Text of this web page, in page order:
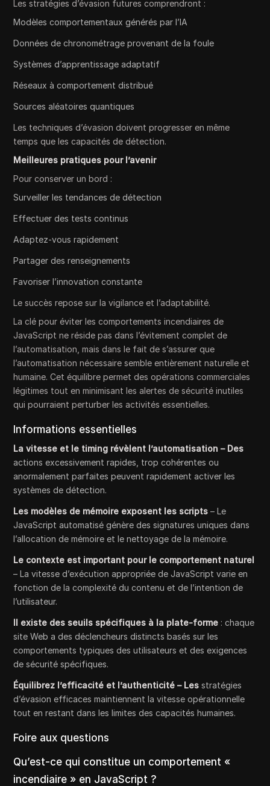
Les stratégies d’évasion futures comprendront :
Modèles comportementaux générés par l’IA
Données de chronométrage provenant de la foule
Systèmes d’apprentissage adaptatif
Réseaux à comportement distribué
Sources aléatoires quantiques
Les techniques d’évasion doivent progresser en même
temps que les capacités de détection.
Meilleures pratiques pour l’avenir
Pour conserver un bord :
Surveiller les tendances de détection
Effectuer des tests continus
Adaptez-vous rapidement
Partager des renseignements
Favoriser l’innovation constante
Le succès repose sur la vigilance et l’adaptabilité.
La clé pour éviter les comportements incendiaires de
JavaScript ne réside pas dans l’évitement complet de
l’automatisation, mais dans le fait de s’assurer que
l’automatisation nécessaire semble entièrement naturelle et
humaine. Cet équilibre permet des opérations commerciales
légitimes tout en minimisant les alertes de sécurité inutiles
qui pourraient perturber les activités essentielles.
Informations essentielles
La vitesse et le timing révèlent l’automatisation – Des
actions excessivement rapides, trop cohérentes ou
anormalement parfaites peuvent rapidement activer les
systèmes de détection.
Les modèles de mémoire exposent les scripts– Le
JavaScript automatisé génère des signatures uniques dans
l’allocation de mémoire et le nettoyage de la mémoire.
Le contexte est important pour le comportement naturel
– La vitesse d’exécution appropriée de JavaScript varie en
fonction de la complexité du contenu et de l’intention de
l’utilisateur.
Il existe des seuils spécifiques à la plate-forme : chaque
site Web a des déclencheurs distincts basés sur les
comportements typiques des utilisateurs et des exigences
de sécurité spécifiques.
Équilibrez l’efficacité et l’authenticité – Lesstratégies
d’évasion efficaces maintiennent la vitesse opérationnelle
tout en restant dans les limites des capacités humaines.
Foire aux questions
Qu’est-ce qui constitue un comportement «
incendiaire » en JavaScript ?